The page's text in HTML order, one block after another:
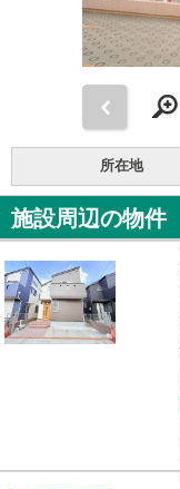
所在地
施設周辺の物件